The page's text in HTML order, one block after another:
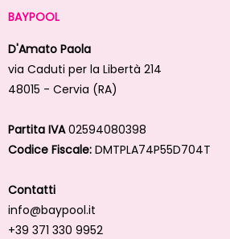
BAYPOOL
D'Amato Paola
via Caduti per la Libertà 214
48015 - Cervia (RA)
Partita IVA02594080398
Codice Fiscale: DMTPLA74P55D704T
Contatti
info@baypool.it
+39 371 330 9952